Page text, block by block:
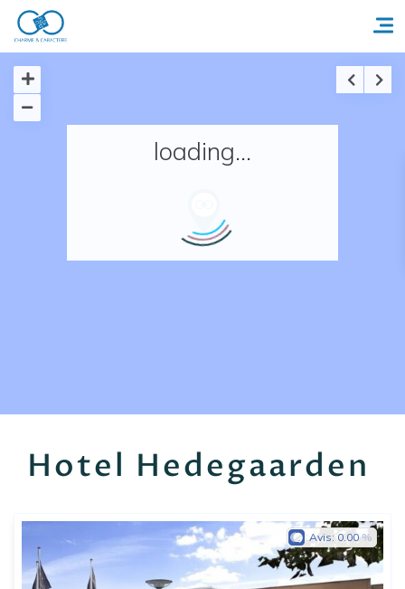
Accueil
loading...
Hotel Hedegaarden
Avis: 0.00